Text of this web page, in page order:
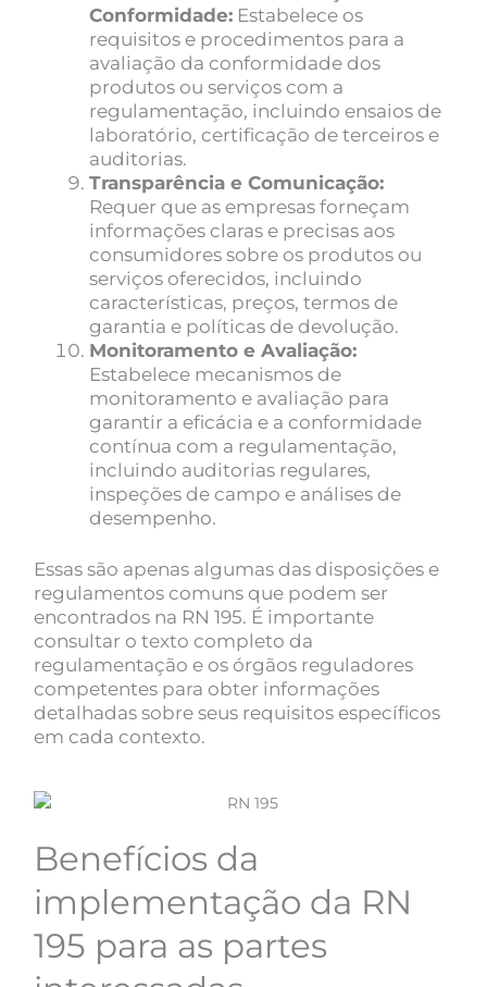
Conformidade: Estabelece os
requisitos e procedimentos para a
avaliação da conformidade dos
produtos ou serviços com a
regulamentação, incluindo ensaios de
laboratório, certificação de terceiros e
auditorias.
Transparência e Comunicação:
Requer que as empresas forneçam
informações claras e precisas aos
consumidores sobre os produtos ou
serviços oferecidos, incluindo
características, preços, termos de
garantia e políticas de devolução.
Monitoramento e Avaliação:
Estabelece mecanismos de
monitoramento e avaliação para
garantir a eficácia e a conformidade
contínua com a regulamentação,
incluindo auditorias regulares,
inspeções de campo e análises de
desempenho.
Essas são apenas algumas das disposições e
regulamentos comuns que podem ser
encontrados na RN 195. É importante
consultar o texto completo da
regulamentação e os órgãos reguladores
competentes para obter informações
detalhadas sobre seus requisitos específicos
em cada contexto.
Benefícios da
implementação da RN
195 para as partes